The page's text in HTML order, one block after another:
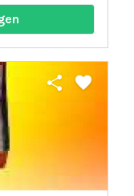
share favorite